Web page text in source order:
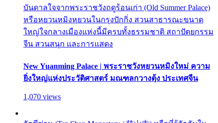
บันดาลใจจากพระราชวังฤดูร้อนเก่า (Old Summer Palace)
หรือหยวนหมิงหยวนในกรุงปักกิ่ง สวนสาธารณะขนาด
ใหญ่ใจกลางเมืองแห่งนี้มีครบทั้งธรรมชาติ สถาปัตยกรรม
จีน สวนสนุก และการแสดง
New Yuanming Palace | พระราชวังหยวนหมิงใหม่ ความ
ยิ่งใหญ่แห่งประวัติศาสตร์ มณฑลกวางตุ้ง ประเทศจีน
1,070 views